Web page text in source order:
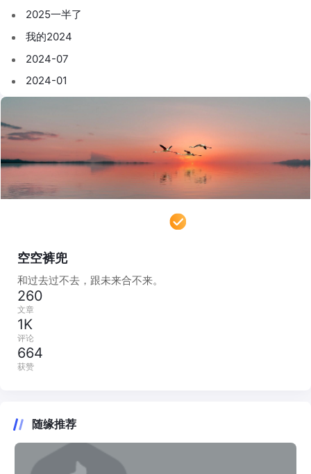
2025一半了
我的2024
2024-07
2024-01
空空裤兜
和过去过不去，跟未来合不来。
260
文章
1K
评论
664
获赞
随缘推荐